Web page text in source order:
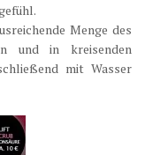
Menge des
und in kreisenden
mit Wasser